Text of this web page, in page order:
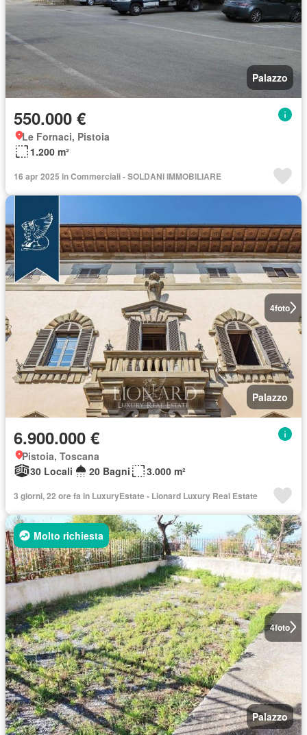
Palazzo
550.000 €
Le Fornaci, Pistoia
1.200 m²
16 apr 2025 in Commerciali - SOLDANI IMMOBILIARE
4foto
Palazzo
6.900.000 €
Pistoia, Toscana
30 Locali
20 Bagni 3.000 m²
3 giorni, 22 ore fa in LuxuryEstate - Lionard Luxury Real Estate
4foto
Molto richiesta
Palazzo